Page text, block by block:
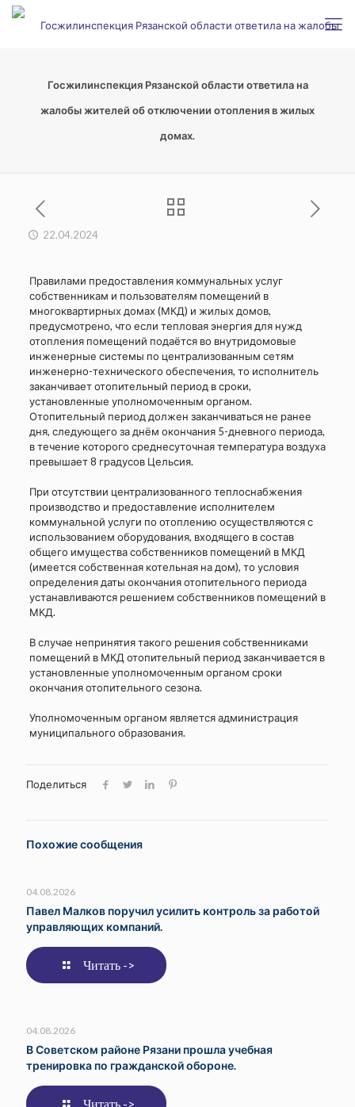
Госжилинспекция Рязанской области ответила на
жалобы жителей об отключении отопления в жилых
домах.
22.04.2024
Правилами предоставления коммунальных услуг
собственникам и пользователям помещений в
многоквартирных домах (МКД) и жилых домов,
предусмотрено, что если тепловая энергия для нужд
отопления помещений подаётся во внутридомовые
инженерные системы по централизованным сетям
инженерно-технического обеспечения, то исполнитель
заканчивает отопительный период в сроки,
установленные уполномоченным органом.
Отопительный период должен заканчиваться не ранее
дня, следующего за днём окончания 5-дневного периода,
в течение которого среднесуточная температура воздуха
превышает 8 градусов Цельсия.
При отсутствии централизованного теплоснабжения
производство и предоставление исполнителем
коммунальной услуги по отоплению осуществляются с
использованием оборудования, входящего в состав
общего имущества собственников помещений в МКД
(имеется собственная котельная на дом), то условия
определения даты окончания отопительного периода
устанавливаются решением собственников помещений в
МКД.
В случае непринятия такого решения собственниками
помещений в МКД отопительный период заканчивается в
установленные уполномоченным органом сроки
окончания отопительного сезона.
Уполномоченным органом является администрация
муниципального образования.
Поделиться
Похожие сообщения
04.08.2026
Павел Малков поручил усилить контроль за работой
управляющих компаний.
Читать ->
04.08.2026
В Советском районе Рязани прошла учебная
тренировка по гражданской обороне.
Читать ->